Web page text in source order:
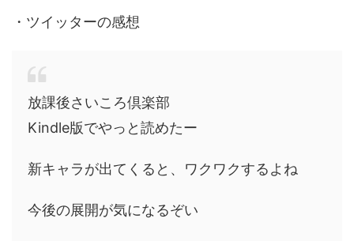
・ツイッターの感想
放課後さいころ倶楽部
Kindle版でやっと読めたー
新キャラが出てくると、ワクワクするよね
今後の展開が気になるぞい